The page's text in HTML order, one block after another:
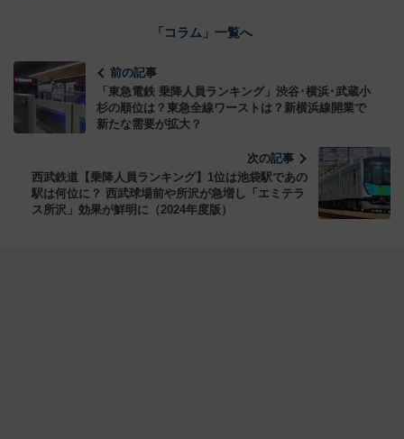
「コラム」一覧へ
前の記事
「東急電鉄 乗降人員ランキング」渋谷･横浜･武蔵小
杉の順位は？東急全線ワーストは？新横浜線開業で
新たな需要が拡大？
次の記事
西武鉄道【乗降人員ランキング】1位は池袋駅であの
駅は何位に？ 西武球場前や所沢が急増し「エミテラ
ス所沢」効果が鮮明に（2024年度版）